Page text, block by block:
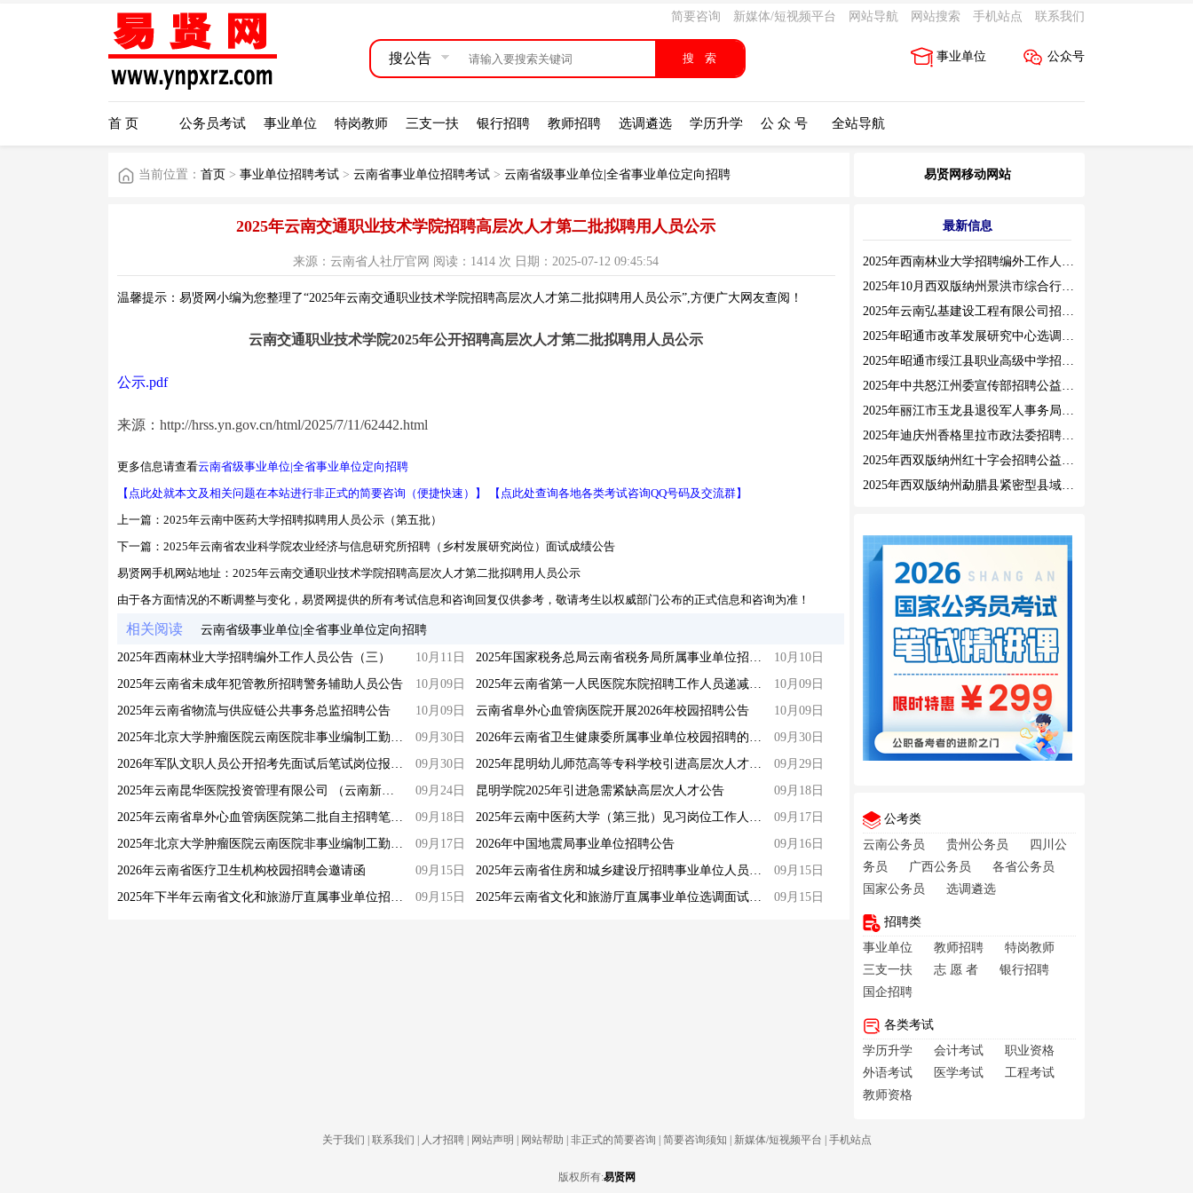
简要咨询 新媒体/短视频平台 网站导航 网站搜索 手机站点 联系我们
搜公告 公众号
事业单位
首 页 公务员考试 事业单位 特岗教师 三支一扶 银行招聘 教师招聘 选调遴选 学历升学 公 众 号 全站导航
当前位置： 首页 > 事业单位招聘考试 > 云南省事业单位招聘考试 > 云南省级事业单位|全省事业单位定向招聘
2025年云南交通职业技术学院招聘高层次人才第二批拟聘用人员公示
来源：云南省人社厅官网 阅读：1414 次 日期：2025-07-12 09:45:54
温馨提示：易贤网小编为您整理了“2025年云南交通职业技术学院招聘高层次人才第二批拟聘用人员公示”,方便广大网友查阅！
云南交通职业技术学院2025年公开招聘高层次人才第二批拟聘用人员公示
公示.pdf
来源：http://hrss.yn.gov.cn/html/2025/7/11/62442.html
更多信息请查看云南省级事业单位|全省事业单位定向招聘
【点此处就本文及相关问题在本站进行非正式的简要咨询（便捷快速）】
【点此处查询各地各类考试咨询QQ号码及交流群】
上一篇： 2025年云南中医药大学招聘拟聘用人员公示（第五批）
下一篇： 2025年云南省农业科学院农业经济与信息研究所招聘（乡村发展研究岗位）面试成绩公告
易贤网手机网站地址： 2025年云南交通职业技术学院招聘高层次人才第二批拟聘用人员公示
由于各方面情况的不断调整与变化，易贤网提供的所有考试信息和咨询回复仅供参考，敬请考生以权威部门公布的正式信息和咨询为准！
相关阅读 云南省级事业单位|全省事业单位定向招聘
2025年西南林业大学招聘编外工作人员公告（三） 10月11日 2025年国家税务总局云南省税务局所属事业单位招聘工作人员公告
10月10日
2025年云南省未成年犯管教所招聘警务辅助人员公告
10月09日 2025年云南省第一人民医院东院招聘工作人员递减岗位情况公告
10月09日
2025年云南省物流与供应链公共事务总监招聘公告
10月09日 云南省阜外心血管病医院开展2026年校园招聘公告
10月09日
2025年北京大学肿瘤医院云南医院非事业编制工勤人员招聘笔试成绩公告
09月30日 2026年云南省卫生健康委所属事业单位校园招聘的公告
09月30日
2026年军队文职人员公开招考先面试后笔试岗位报考指南
09月30日 2025年昆明幼儿师范高等专科学校引进高层次人才公告
09月29日
2025年云南昆华医院投资管理有限公司 （云南新昆华医院）招聘启事
09月24日 昆明学院2025年引进急需紧缺高层次人才公告
09月18日
2025年云南省阜外心血管病医院第二批自主招聘笔试成绩及资格复审通知
09月18日 2025年云南中医药大学（第三批）见习岗位工作人员招聘公告
09月17日
2025年北京大学肿瘤医院云南医院非事业编制工勤人员招聘公告
09月17日 2026年中国地震局事业单位招聘公告
09月16日
2026年云南省医疗卫生机构校园招聘会邀请函
09月15日 2025年云南省住房和城乡建设厅招聘事业单位人员数据（截至9月12日18:00）
09月15日
2025年下半年云南省文化和旅游厅直属事业单位招聘报名缴费情况（截至9月14日24:00）
09月15日 2025年云南省文化和旅游厅直属事业单位选调面试、综合成绩和考察人员公告 09月15日
易贤网移动网站
最新信息
2025年西南林业大学招聘编外工作人员公告（三）
2025年10月西双版纳州景洪市综合行政执法局招聘人员公告
2025年云南弘基建设工程有限公司招聘公告
2025年昭通市改革发展研究中心选调工作人员职业素质测评通告
2025年昭通市绥江县职业高级中学招聘编外紧缺临聘数学教师公告
2025年中共怒江州委宣传部招聘公益性岗位公告
2025年丽江市玉龙县退役军人事务局公益性岗位招聘公告
2025年迪庆州香格里拉市政法委招聘公益性岗位公告
2025年西双版纳州红十字会招聘公益性岗位人员公告
2025年西双版纳州勐腊县紧密型县域医共体招聘编外人员公告
公考类
云南公务员
贵州公务员
四川公
务员
广西公务员
各省公务员
国家公务员
选调遴选
招聘类
事业单位
教师招聘
特岗教师
三支一扶
志 愿 者
银行招聘
国企招聘
各类考试
学历升学
会计考试
职业资格
外语考试
医学考试
工程考试
教师资格
关于我们 联系我们 人才招聘| 网站声明 网站帮助 非正式的简要咨询 简要咨询须知 新媒体/短视频平台 手机站点
版权所有:易贤网